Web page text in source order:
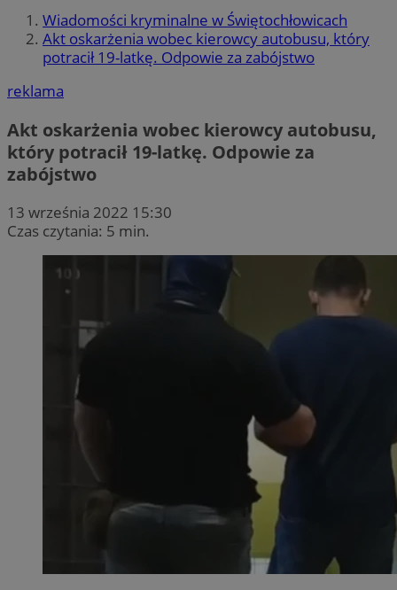
Wiadomości kryminalne w Świętochłowicach
Akt oskarżenia wobec kierowcy autobusu, który
potracił 19-latkę. Odpowie za zabójstwo
reklama
Akt oskarżenia wobec kierowcy autobusu,
który potracił 19-latkę. Odpowie za
zabójstwo
13 września 2022 15:30
Czas czytania: 5 min.